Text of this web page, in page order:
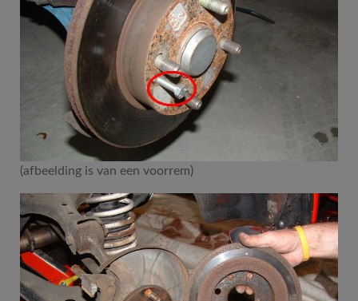
(afbeelding is van een voorrem)